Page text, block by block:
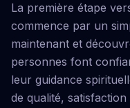
La première étape
commence par un
maintenant et
personnes font
leur guidance
de qualité,